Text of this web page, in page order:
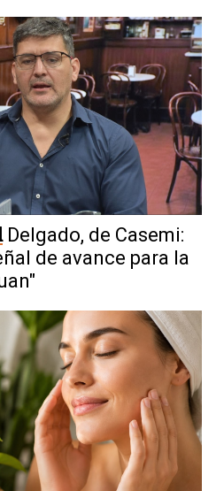
Delgado, de Casemi:
de avance para la